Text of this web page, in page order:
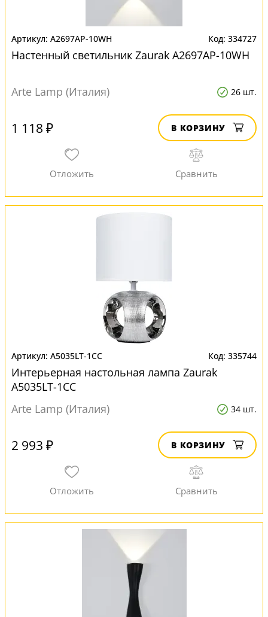
A2697AP-10WH 334727
Настенный светильник Zaurak A2697AP-10WH
Arte Lamp (Италия) 26 шт.
1 118 ₽ В КОРЗИНУ
A5035LT-1CC 335744
Интерьерная настольная лампа Zaurak
A5035LT-1CC
Arte Lamp (Италия)
34 шт.
2 993 ₽ В КОРЗИНУ